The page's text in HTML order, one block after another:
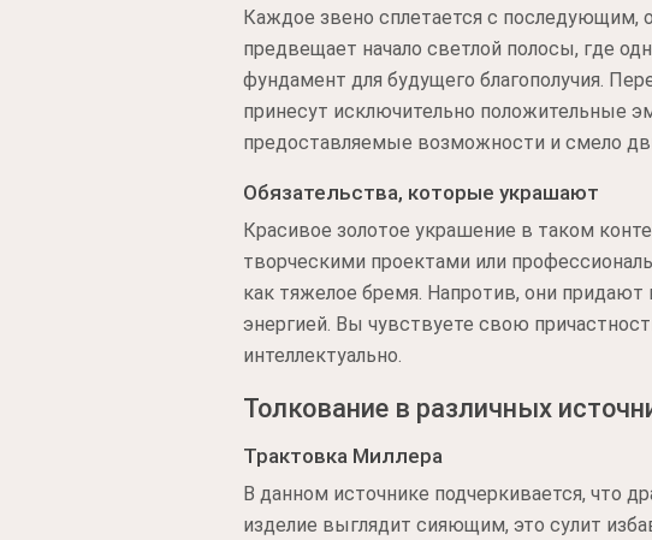
Каждое звено сплетается с
предвещает начало светлой полосы, где
фундамент для будущего благополучия.
принесут исключительно положительные
предоставляемые возможности и смело
Обязательства, которые украшают
Красивое золотое украшение в таком
творческими проектами или
как тяжелое бремя. Напротив, они
энергией. Вы чувствуете свою
интеллектуально.
Толкование в различных
Трактовка Миллера
В данном источнике подчеркивается, что
изделие выглядит сияющим, это сулит